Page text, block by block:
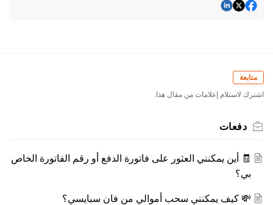
متابعة
اشترك لاستلام إعلامات من مقال هذا.
دفعات
🧾 أين يمكنني العثور على فاتورة الدفع أو رقم الفاتورة الخاص
بي؟
💸 كيف يمكنني سحب أموالي من فان سبايسي؟